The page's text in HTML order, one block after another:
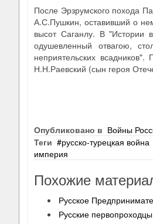
После Эрзрумского похода
А.С.Пушкин, оставивший о
высот Саганлу. В "Истории
одушевленный отвагою,
неприятельских
Н.Н.Раевский (сын героя
Опубликовано в Войны
Теги
русско‐турецкая война
империя
Похожие
Русское
Русские первопроходцы